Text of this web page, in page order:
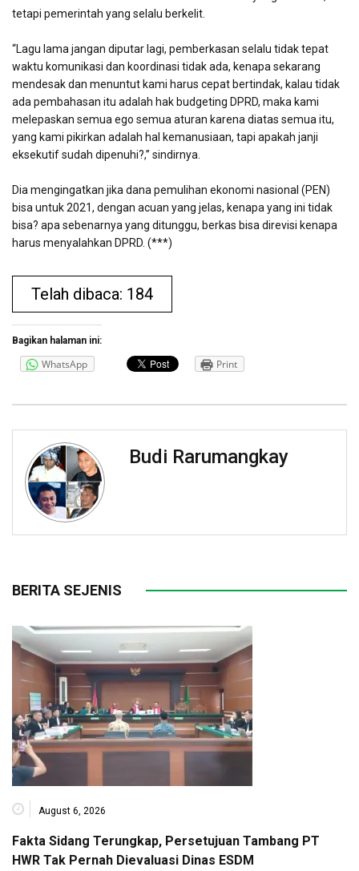
tetapi pemerintah yang selalu berkelit.
“Lagu lama jangan diputar lagi, pemberkasan selalu tidak tepat
waktu komunikasi dan koordinasi tidak ada, kenapa sekarang
mendesak dan menuntut kami harus cepat bertindak, kalau tidak
ada pembahasan itu adalah hak budgeting DPRD, maka kami
melepaskan semua ego semua aturan karena diatas semua itu,
yang kami pikirkan adalah hal kemanusiaan, tapi apakah janji
eksekutif sudah dipenuhi?,” sindirnya.
Dia mengingatkan jika dana pemulihan ekonomi nasional (PEN)
bisa untuk 2021, dengan acuan yang jelas, kenapa yang ini tidak
bisa? apa sebenarnya yang ditunggu, berkas bisa direvisi kenapa
harus menyalahkan DPRD. (***)
Telah dibaca: 184
Bagikan halaman ini:
WhatsApp Print
Budi Rarumangkay
BERITA SEJENIS
August 6, 2026
Fakta Sidang Terungkap, Persetujuan Tambang PT
HWR Tak Pernah Dievaluasi Dinas ESDM